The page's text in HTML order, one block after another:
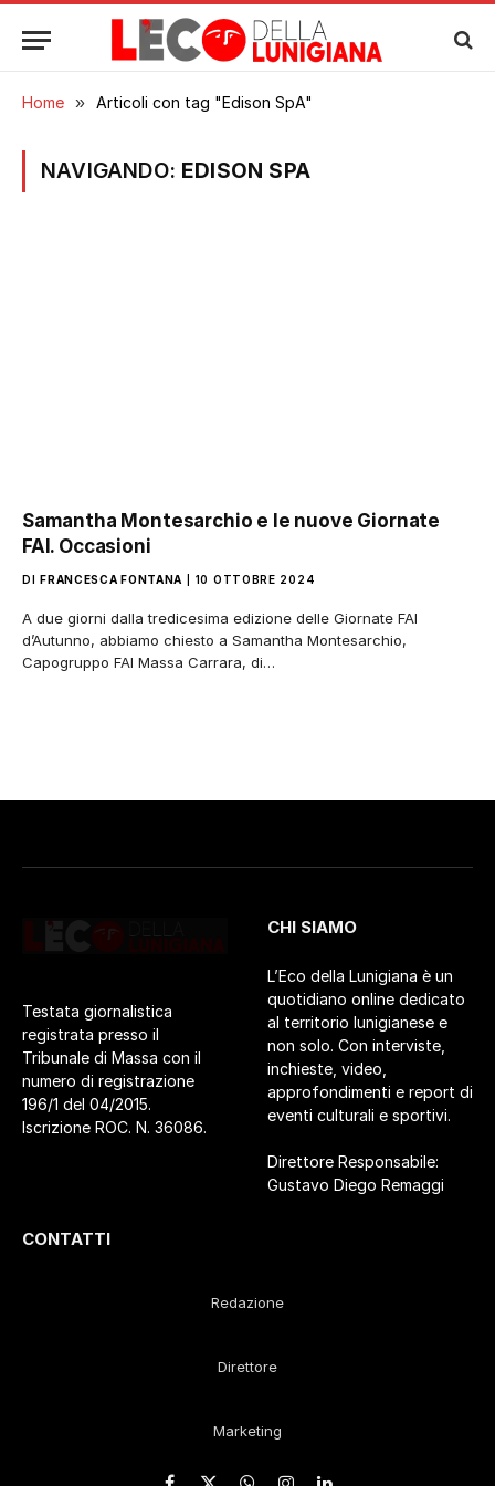
Home » Articoli con tag "Edison SpA"
NAVIGANDO: EDISON SPA
Samantha Montesarchio e le nuove Giornate
FAI. Occasioni
DI FRANCESCA FONTANA 10 OTTOBRE 2024
A due giorni dalla tredicesima edizione delle Giornate FAI
d’Autunno, abbiamo chiesto a Samantha Montesarchio,
Capogruppo FAI Massa Carrara, di…
Testata giornalistica
registrata presso il
Tribunale di Massa con il
numero di registrazione
196/1 del 04/2015.
Iscrizione ROC. N. 36086.
CHI SIAMO
L’Eco della Lunigiana è un
quotidiano online dedicato
al territorio lunigianese e
non solo. Con interviste,
inchieste, video,
approfondimenti e report di
eventi culturali e sportivi.
Direttore Responsabile:
Gustavo Diego Remaggi
CONTATTI
Redazione
Direttore
Marketing